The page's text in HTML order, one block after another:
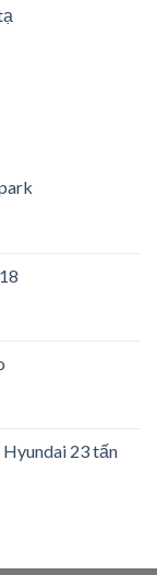
Hyundai 23 tấn